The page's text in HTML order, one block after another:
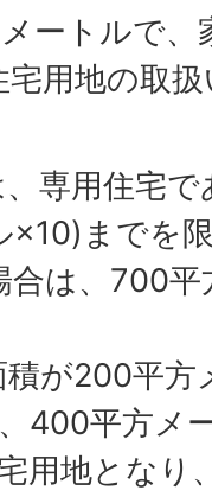
ートルで
用地の取
専用住宅
までを
合は、700
積が200平
400平方メ
用地とな